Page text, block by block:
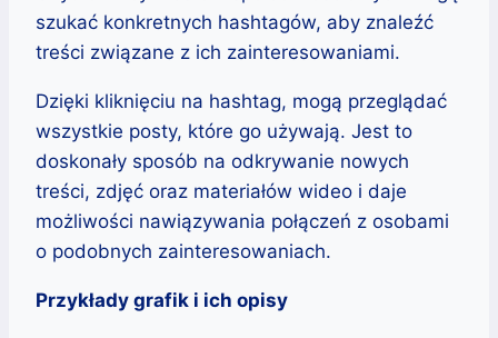
szukać konkretnych hashtagów, aby znaleźć
treści związane z ich zainteresowaniami.
Dzięki kliknięciu na hashtag, mogą przeglądać
wszystkie posty, które go używają. Jest to
doskonały sposób na odkrywanie nowych
treści, zdjęć oraz materiałów wideo i daje
możliwości nawiązywania połączeń z osobami
o podobnych zainteresowaniach.
Przykłady grafik i ich opisy